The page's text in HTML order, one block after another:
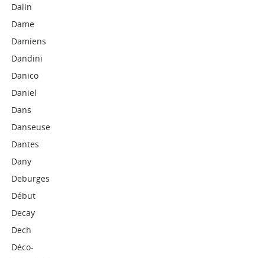
Dalin
Dame
Damiens
Dandini
Danico
Daniel
Dans
Danseuse
Dantes
Dany
Deburges
Début
Decay
Dech
Déco-